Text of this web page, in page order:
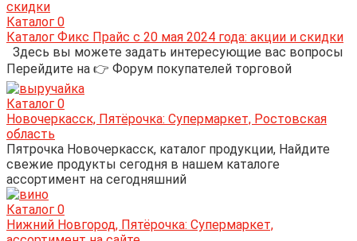
Каталог 0
Каталог Фикс Прайс с 20 мая 2024 года: акции и скидки
Здесь вы можете задать интересующие вас вопросы
Перейдите на 👉 Форум покупателей торговой
Каталог 0
Новочеркасск, Пятёрочка: Супермаркет, Ростовская
область
Пятрочка Новочеркасск, каталог продукции, Найдите
свежие продукты сегодня в нашем каталоге
ассортимент на сегодняшний
Каталог 0
Нижний Новгород, Пятёрочка: Супермаркет,